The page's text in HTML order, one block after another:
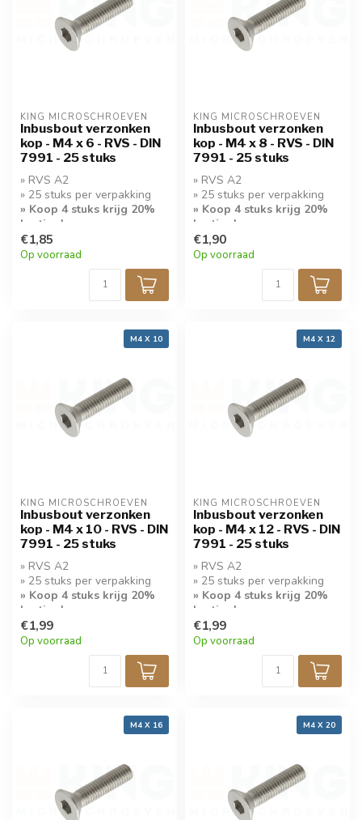
KING MICROSCHROEVEN
Inbusbout verzonken
kop - M4 x 6 - RVS - DIN
7991 - 25 stuks
» RVS A2
» 25 stuks per verpakking
» Koop 4 stuks krijg 20%
korting!
€1,85
Op voorraad
KING MICROSCHROEVEN
Inbusbout verzonken
kop - M4 x 8 - RVS - DIN
7991 - 25 stuks
» RVS A2
» 25 stuks per verpakking
» Koop 4 stuks krijg 20%
korting!
€1,90
Op voorraad
M4 X 10
KING MICROSCHROEVEN
Inbusbout verzonken
kop - M4 x 10 - RVS - DIN
7991 - 25 stuks
» RVS A2
» 25 stuks per verpakking
» Koop 4 stuks krijg 20%
korting!
€1,99
Op voorraad
M4 X 12
KING MICROSCHROEVEN
Inbusbout verzonken
kop - M4 x 12 - RVS - DIN
7991 - 25 stuks
» RVS A2
» 25 stuks per verpakking
» Koop 4 stuks krijg 20%
korting!
€1,99
Op voorraad
M4 X 16 M4 X 20